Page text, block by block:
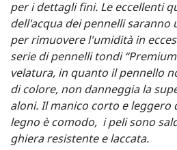
per i dettagli fini. Le eccellenti
dell'acqua dei pennelli saranno
per rimuovere l'umidità in
serie di pennelli tondi
velatura, in quanto il pennello
di colore, non danneggia la
aloni. Il manico corto e leggero
legno è comodo, i peli sono
ghiera resistente e laccata.